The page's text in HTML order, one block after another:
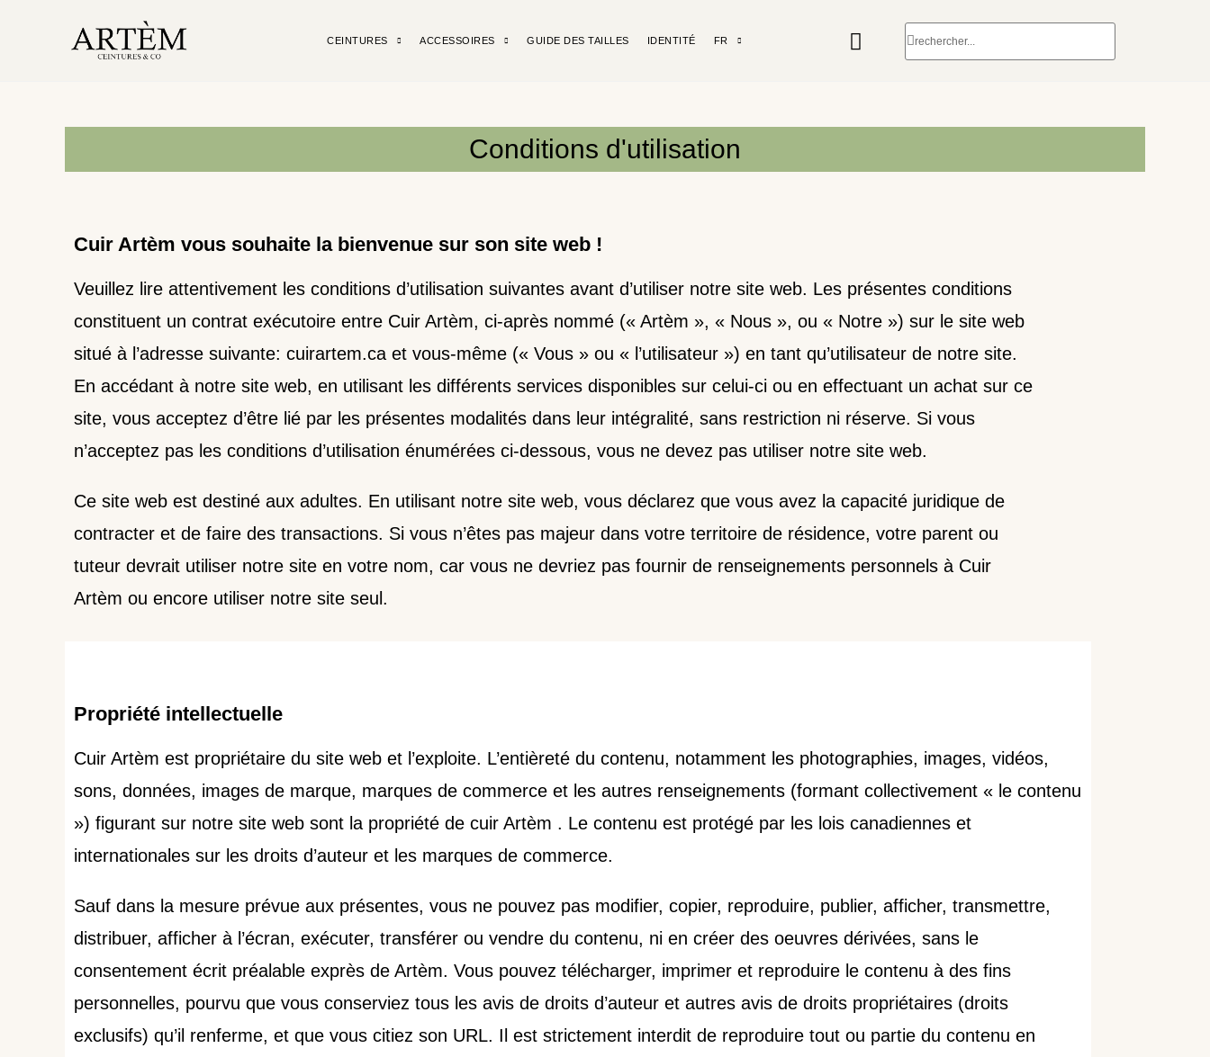
CEINTURES ACCESSOIRES GUIDE DES TAILLES IDENTITÉ FR
Conditions d'utilisation
Cuir Artèm vous souhaite la bienvenue sur son site web !
Veuillez lire attentivement les conditions d’utilisation suivantes avant d’utiliser notre site web. Les présentes conditions
constituent un contrat exécutoire entre Cuir Artèm, ci-après nommé (« Artèm », « Nous », ou « Notre ») sur le site web
situé à l’adresse suivante: cuirartem.ca et vous-même (« Vous » ou « l’utilisateur ») en tant qu’utilisateur de notre site.
En accédant à notre site web, en utilisant les différents services disponibles sur celui-ci ou en effectuant un achat sur ce
site, vous acceptez d’être lié par les présentes modalités dans leur intégralité, sans restriction ni réserve. Si vous
n’acceptez pas les conditions d’utilisation énumérées ci-dessous, vous ne devez pas utiliser notre site web.
Ce site web est destiné aux adultes. En utilisant notre site web, vous déclarez que vous avez la capacité juridique de
contracter et de faire des transactions. Si vous n’êtes pas majeur dans votre territoire de résidence, votre parent ou
tuteur devrait utiliser notre site en votre nom, car vous ne devriez pas fournir de renseignements personnels à Cuir
Artèm ou encore utiliser notre site seul.
Propriété intellectuelle
Cuir Artèm est propriétaire du site web et l’exploite. L’entièreté du contenu, notamment les photographies, images, vidéos,
sons, données, images de marque, marques de commerce et les autres renseignements (formant collectivement « le contenu
») figurant sur notre site web sont la propriété de cuir Artèm . Le contenu est protégé par les lois canadiennes et
internationales sur les droits d’auteur et les marques de commerce.
Sauf dans la mesure prévue aux présentes, vous ne pouvez pas modifier, copier, reproduire, publier, afficher, transmettre,
distribuer, afficher à l’écran, exécuter, transférer ou vendre du contenu, ni en créer des oeuvres dérivées, sans le
consentement écrit préalable exprès de Artèm. Vous pouvez télécharger, imprimer et reproduire le contenu à des fins
personnelles, pourvu que vous conserviez tous les avis de droits d’auteur et autres avis de droits propriétaires (droits
exclusifs) qu’il renferme, et que vous citiez son URL. Il est strictement interdit de reproduire tout ou partie du contenu en